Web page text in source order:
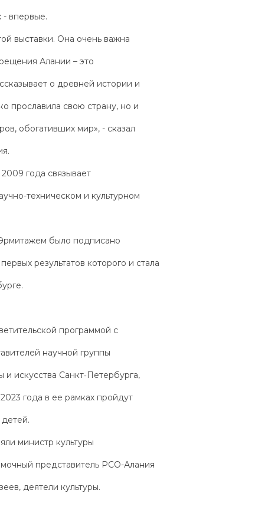
- впервые.
выставки. Она очень важна
Алании – это
о древней истории и
прославила свою страну, но и
обогативших мир», - сказал
года связывает
техническом и культурном
было подписано
результатов которого и стала
программой с
научной группы
и искусства Санкт‑Петербурга,
года в ее рамках пройдут
министр культуры
представитель РСО-Алания
деятели культуры.